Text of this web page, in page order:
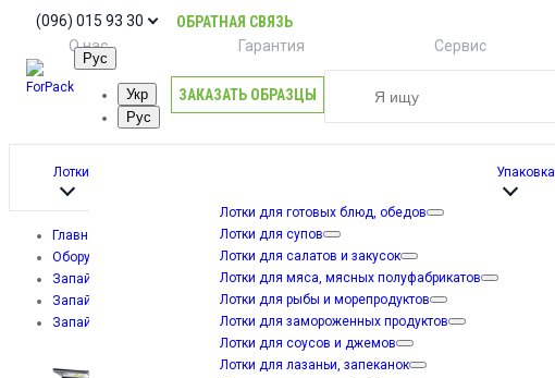
(096) 015 93 30
ОБРАТНАЯ СВЯЗЬ
О нас
Гарантия Сервис
Рус
Укр
Рус
ЗАКАЗАТЬ ОБРАЗЦЫ
Лотки
Лотки для готовых блюд, обедов
Лотки для супов
Лотки для салатов и закусок
Лотки для мяса, мясных полуфабрикатов
Лотки для рыбы и морепродуктов
Лотки для замороженных продуктов
Лотки для соусов и джемов
Лотки для лазаньи, запеканок
Упаковка
Главная
Оборудование
Запайщики лотков (трейсилеры)
Запайщики лотков механические
Запайщик для лотков METROOPACK M10 METRO PLAST